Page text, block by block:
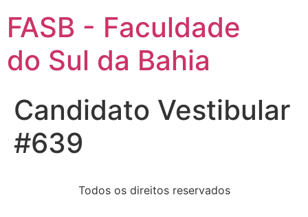
FASB - Faculdade
do Sul da Bahia
Candidato Vestibular
#639
Todos os direitos reservados